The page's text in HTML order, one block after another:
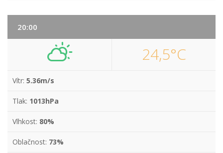
20:00
24,5°C
Vítr: 5.36m/s
Tlak: 1013hPa
Vlhkost: 80%
Oblačnost: 73%